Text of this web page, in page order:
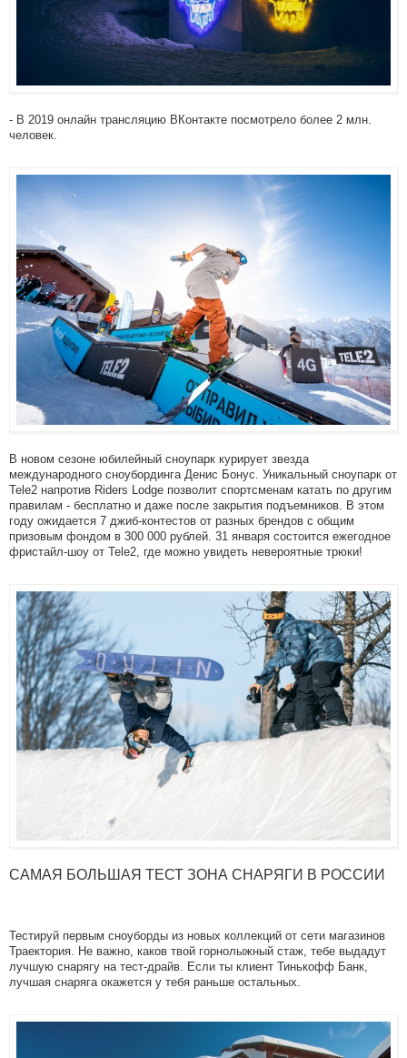
- В 2019 онлайн трансляцию ВКонтакте посмотрело более 2 млн.
человек.
В новом сезоне юбилейный сноупарк курирует звезда
международного сноубординга Денис Бонус. Уникальный сноупарк от
Tele2 напротив Riders Lodge позволит спортсменам катать по другим
правилам - бесплатно и даже после закрытия подъемников. В этом
году ожидается 7 джиб-контестов от разных брендов с общим
призовым фондом в 300 000 рублей. 31 января состоится ежегодное
фристайл-шоу от Tele2, где можно увидеть невероятные трюки!
САМАЯ БОЛЬШАЯ ТЕСТ ЗОНА СНАРЯГИ В РОССИИ
Тестируй первым сноуборды из новых коллекций от сети магазинов
Траектория. Не важно, каков твой горнолыжный стаж, тебе выдадут
лучшую снарягу на тест-драйв. Если ты клиент Тинькофф Банк,
лучшая снаряга окажется у тебя раньше остальных.